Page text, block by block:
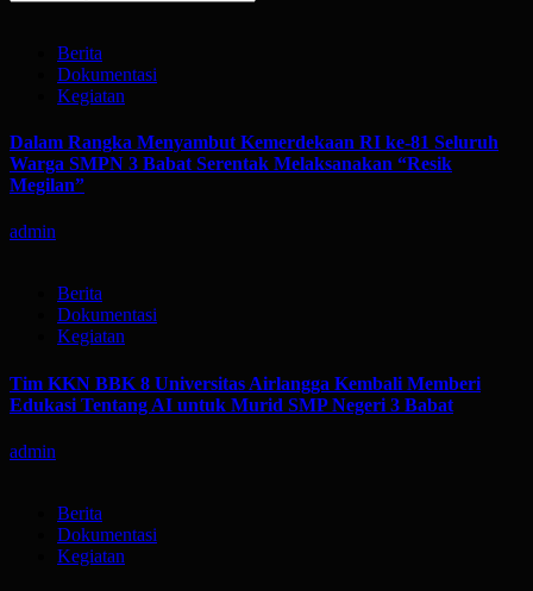
Berita
Dokumentasi
Kegiatan
Dalam Rangka Menyambut Kemerdekaan RI ke-81 Seluruh
Warga SMPN 3 Babat Serentak Melaksanakan “Resik
Megilan”
admin
Berita
Dokumentasi
Kegiatan
Tim KKN BBK 8 Universitas Airlangga Kembali Memberi
Edukasi Tentang AI untuk Murid SMP Negeri 3 Babat
admin
Berita
Dokumentasi
Kegiatan